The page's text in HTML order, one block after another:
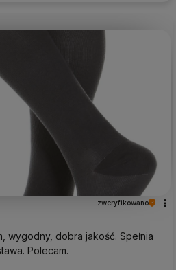
zweryfikowano
wygodny, dobra jakość. Spełnia
Polecam.